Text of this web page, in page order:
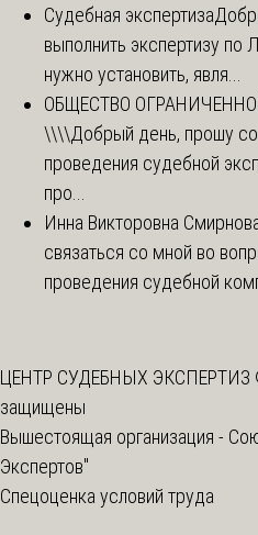
Судебная экспертиза
выполнить экспертизу
нужно установить, явля...
ОБЩЕСТВО
\\\\Добрый день, прошу
проведения судебной
про...
Инна Викторовна
связаться со мной во
проведения судебной
ЦЕНТР СУДЕБНЫХ ЭКСПЕРТИЗ
защищены
Вышестоящая организация -
Экспертов"
Спецоценка условий труда